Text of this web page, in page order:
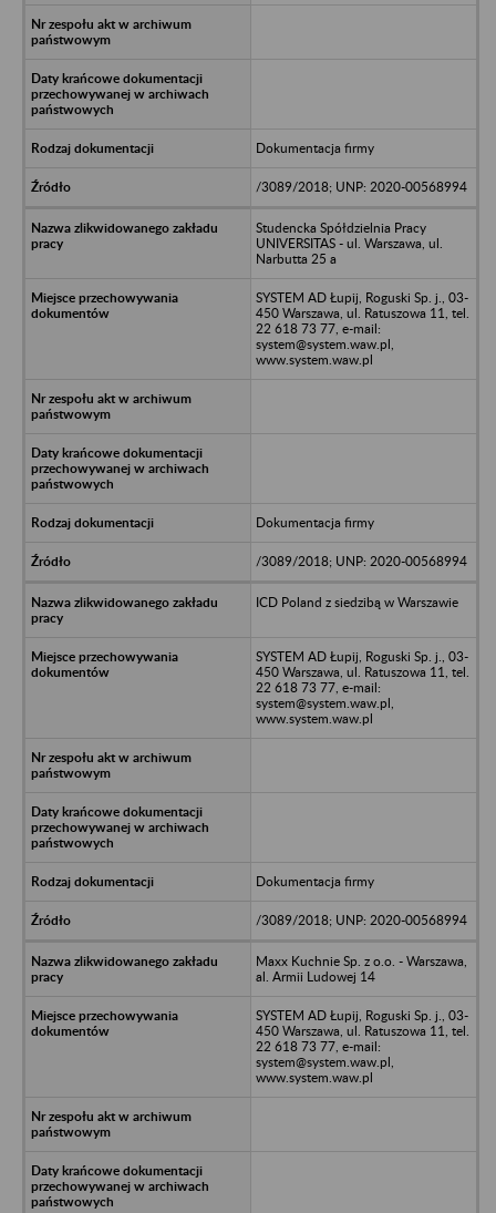
Dokumentacja firmy
/3089/2018; UNP: 2020-00568994
Studencka Spółdzielnia Pracy
UNIVERSITAS - ul. Warszawa, ul.
Narbutta 25 a
SYSTEM AD Łupij, Roguski Sp. j., 03-
450 Warszawa, ul. Ratuszowa 11, tel.
22 618 73 77, e-mail:
system@system.waw.pl,
www.system.waw.pl
Dokumentacja firmy
/3089/2018; UNP: 2020-00568994
ICD Poland z siedzibą w Warszawie
SYSTEM AD Łupij, Roguski Sp. j., 03-
450 Warszawa, ul. Ratuszowa 11, tel.
22 618 73 77, e-mail:
system@system.waw.pl,
www.system.waw.pl
Dokumentacja firmy
/3089/2018; UNP: 2020-00568994
Maxx Kuchnie Sp. z o.o. - Warszawa,
al. Armii Ludowej 14
SYSTEM AD Łupij, Roguski Sp. j., 03-
450 Warszawa, ul. Ratuszowa 11, tel.
22 618 73 77, e-mail:
system@system.waw.pl,
www.system.waw.pl